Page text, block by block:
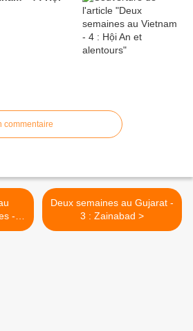
commentaire
-
Deux semaines au Gujarat -
3 : Zainabad >